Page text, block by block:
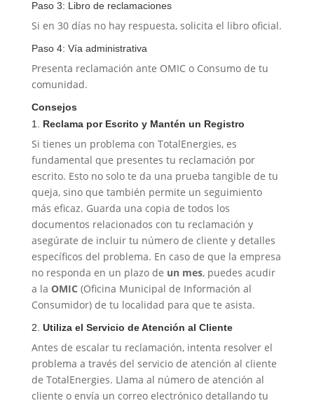
Paso 3: Libro de reclamaciones
Si en 30 días no hay respuesta, solicita el libro oficial.
Paso 4: Vía administrativa
Presenta reclamación ante OMIC o Consumo de tu
comunidad.
Consejos
1. Reclama por Escrito y Mantén un Registro
Si tienes un problema con TotalEnergies, es
fundamental que presentes tu reclamación por
escrito. Esto no solo te da una prueba tangible de tu
queja, sino que también permite un seguimiento
más eficaz. Guarda una copia de todos los
documentos relacionados con tu reclamación y
asegúrate de incluir tu número de cliente y detalles
específicos del problema. En caso de que la empresa
no responda en un plazo de un mes, puedes acudir
a la OMIC (Oficina Municipal de Información al
Consumidor) de tu localidad para que te asista.
2. Utiliza el Servicio de Atención al Cliente
Antes de escalar tu reclamación, intenta resolver el
problema a través del servicio de atención al cliente
de TotalEnergies. Llama al número de atención al
cliente o envía un correo electrónico detallando tu